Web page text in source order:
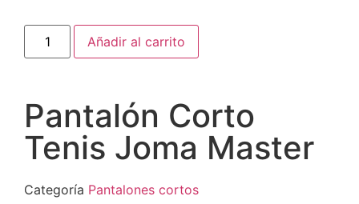
Añadir al carrito
Pantalón Corto
Tenis Joma Master
Categoría Pantalones cortos